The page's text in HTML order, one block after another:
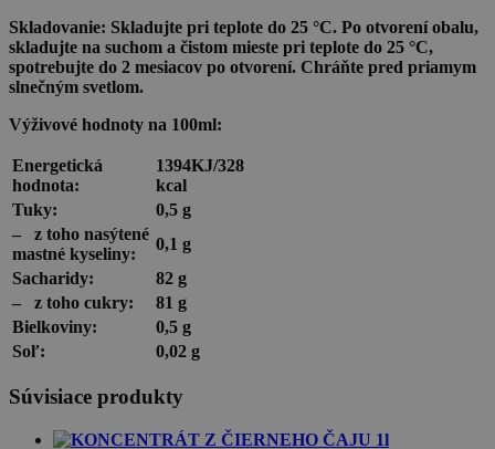
Skladovanie: Skladujte pri teplote do 25 °C. Po otvorení obalu,
skladujte na suchom a čistom mieste pri teplote do 25 °C,
spotrebujte do 2 mesiacov po otvorení. Chráňte pred priamym
slnečným svetlom.
Výživové hodnoty na 100ml:
Energetická
hodnota:
1394KJ/328
kcal
Tuky:
0,5 g
– z toho nasýtené
mastné kyseliny:
0,1 g
Sacharidy:
82 g
– z toho cukry:
81 g
Bielkoviny:
0,5 g
Soľ:
0,02 g
Súvisiace produkty